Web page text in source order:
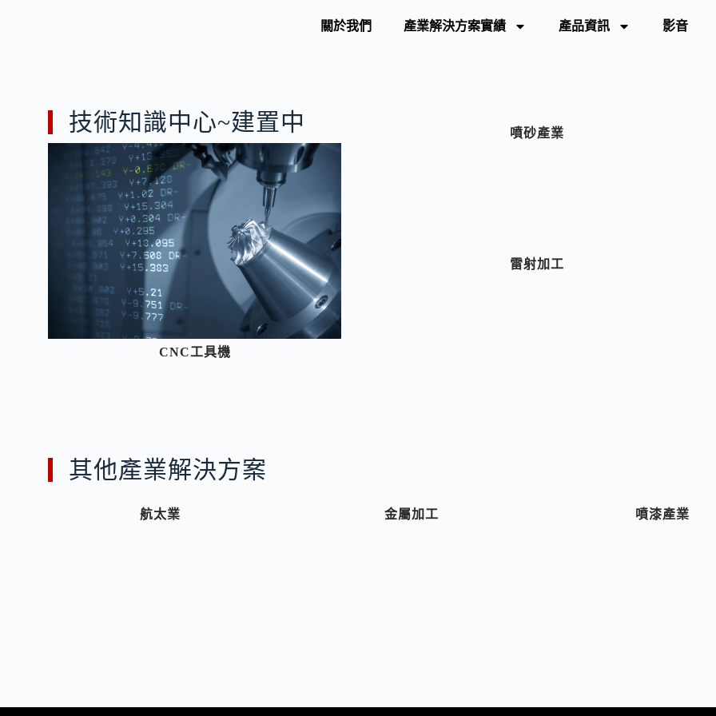
關於我們 產業解決方案實績 產品資訊 影音
技術知識中心~建置中 噴砂產業
CNC工具機
雷射加工
其他產業解決方案
航太業 金屬加工 噴漆產業